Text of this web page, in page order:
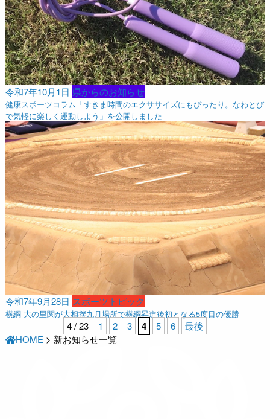
令和7年10月1日 県からのお知らせ
健康スポーツコラム「すきま時間のエクササイズにもぴったり。なわとび
で気軽に楽しく運動しよう」を公開しました
令和7年9月28日 スポーツトピック
横綱 大の里関が大相撲九月場所で横綱昇進後初となる5度目の優勝
4 / 23 1 2 3 4 5 6
最後
HOME > 新お知らせ一覧